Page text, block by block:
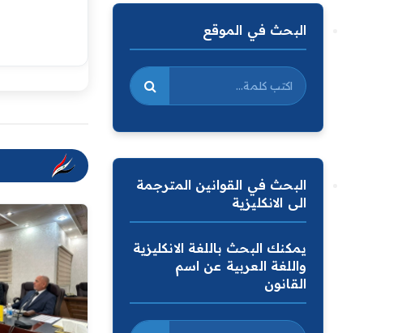
البحث في الموقع
البحث في القوانين المترجمة
الى الانكليزية
يمكنك البحث باللغة الانكليزية
واللغة العربية عن اسم
القانون